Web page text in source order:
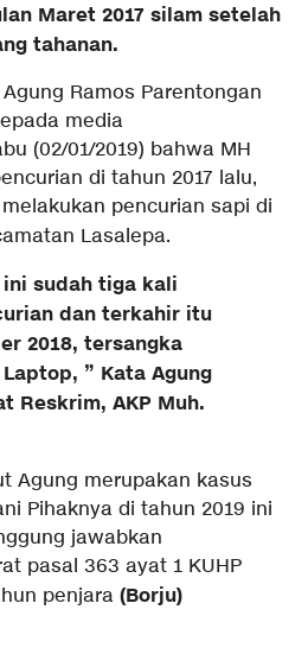
Maret 2017 silam setelah
tahanan.
Ramos Parentongan
media
(02/01/2019) bahwa MH
di tahun 2017 lalu,
pencurian sapi di
Lasalepa.
sudah tiga kali
dan terkahir itu
2018, tersangka
” Kata Agung
Reskrim, AKP Muh.
Agung merupakan kasus
Pihaknya di tahun 2019 ini
jawabkan
pasal 363 ayat 1 KUHP
penjara (Borju)